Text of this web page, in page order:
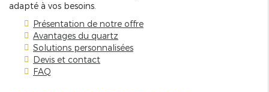
adapté à vos besoins.
Présentation de notre offre
Avantages du quartz
Solutions personnalisées
Devis et contact
FAQ